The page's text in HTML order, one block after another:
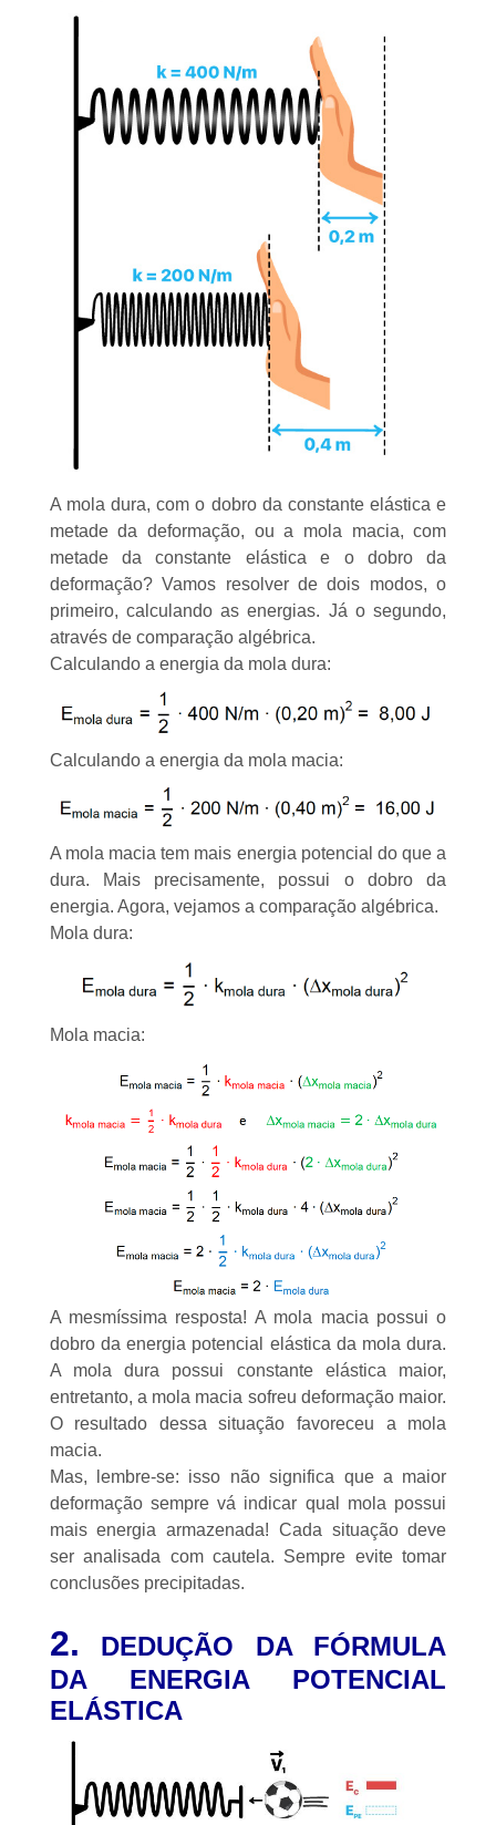
A mola dura, com o dobro da constante elástica e
metade da deformação, ou a mola macia, com
metade da constante elástica e o dobro da
deformação? Vamos resolver de dois modos, o
primeiro, calculando as energias. Já o segundo,
através de comparação algébrica.
Calculando a energia da mola dura:
Calculando a energia da mola macia:
A mola macia tem mais energia potencial do que a
dura. Mais precisamente, possui o dobro da
energia. Agora, vejamos a comparação algébrica.
Mola dura:
Mola macia:
A mesmíssima resposta! A mola macia possui o
dobro da energia potencial elástica da mola dura.
A mola dura possui constante elástica maior,
entretanto, a mola macia sofreu deformação maior.
O resultado dessa situação favoreceu a mola
macia.
Mas, lembre-se: isso não significa que a maior
deformação sempre vá indicar qual mola possui
mais energia armazenada! Cada situação deve
ser analisada com cautela. Sempre evite tomar
conclusões precipitadas.
2. DEDUÇÃO DA FÓRMULA
DA ENERGIA POTENCIAL
ELÁSTICA